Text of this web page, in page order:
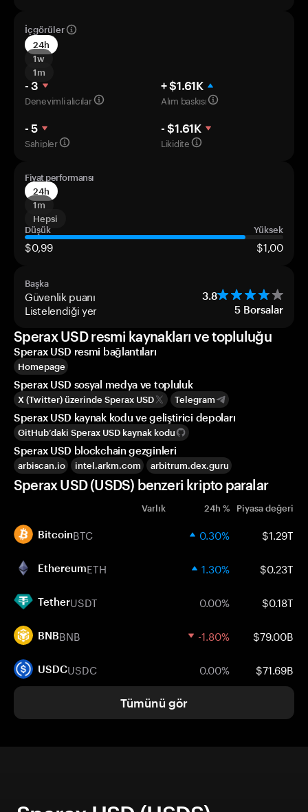
İçgörüler
24h
1w
1m
- 3
Deneyimli alıcılar
+ $1.61K
Alım baskısı
- 5
Sahipler
- $1.61K
Likidite
Fiyat performansı
24h
1m
Hepsi
Düşük
Yüksek
$0,99 $1,00
Başka
Güvenlik puanı 3.8
Listelendiği yer 5 Borsalar
Sperax USD resmi kaynakları ve topluluğu
Sperax USD resmi bağlantıları
Homepage
Sperax USD sosyal medya ve topluluk
X (Twitter) üzerinde Sperax USD Telegram
Sperax USD kaynak kodu ve geliştirici depoları
GitHub’daki Sperax USD kaynak kodu
Sperax USD blockchain gezginleri
arbiscan.io intel.arkm.com arbitrum.dex.guru
Sperax USD (USDS) benzeri kripto paralar
Varlık 24h % Piyasa değeri
BitcoinBTC 0.30% $1.29T
EthereumETH 1.30% $0.23T
TetherUSDT 0.00% $0.18T
BNBBNB -1.80% $79.00B
USDCUSDC 0.00% $71.69B
Tümünü gör